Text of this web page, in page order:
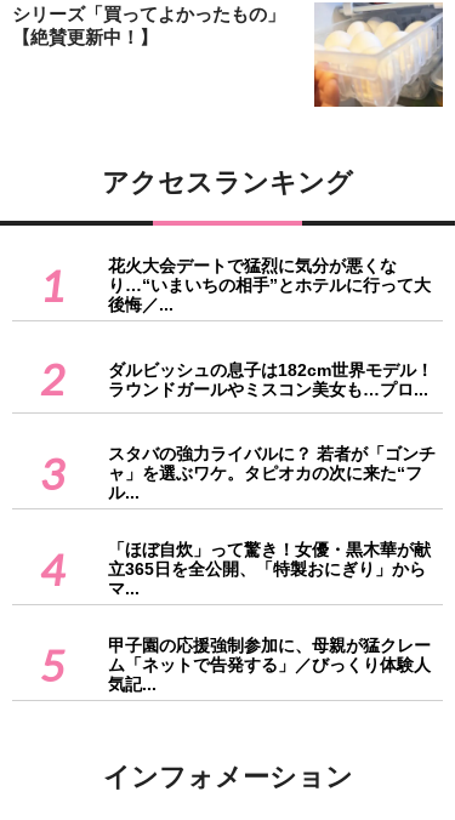
シリーズ「買ってよかったもの」
【絶賛更新中！】
アクセスランキング
1
花火大会デートで猛烈に気分が悪くな
り…“いまいちの相手”とホテルに行って大
後悔／...
2
ダルビッシュの息子は182cm世界モデル！
ラウンドガールやミスコン美女も…プロ...
3
スタバの強力ライバルに？ 若者が「ゴンチ
ャ」を選ぶワケ。タピオカの次に来た“フ
ル...
4
「ほぼ自炊」って驚き！女優・黒木華が献
立365日を全公開、「特製おにぎり」から
マ...
5
甲子園の応援強制参加に、母親が猛クレー
ム「ネットで告発する」／びっくり体験人
気記...
インフォメーション